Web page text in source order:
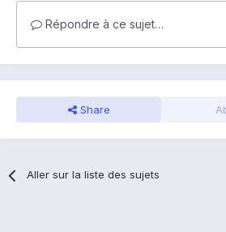
Répondre à ce sujet…
Share
Aller sur la liste des sujets